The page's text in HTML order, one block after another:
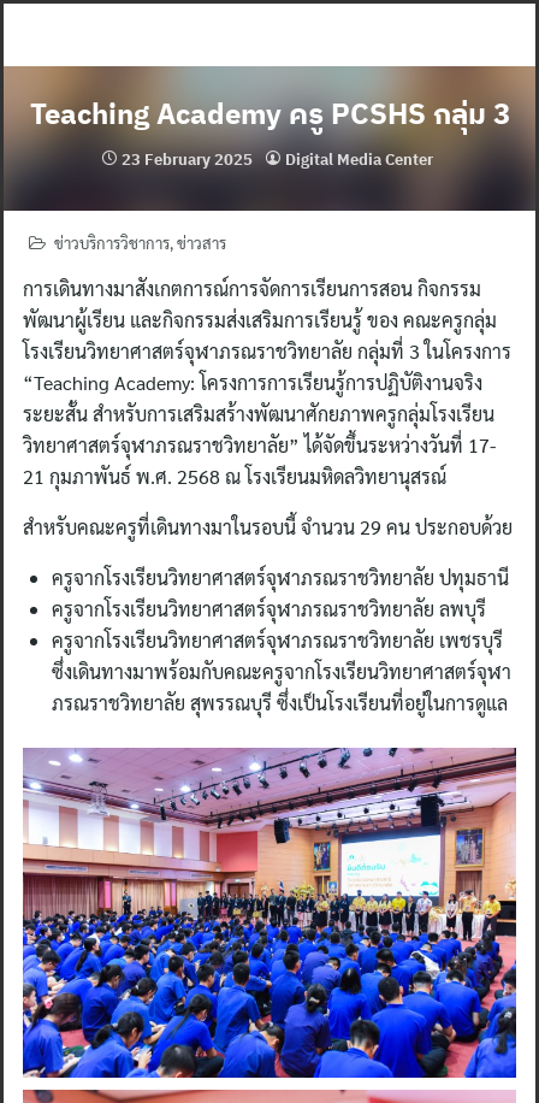
Teaching Academy ครู PCSHS กลุ่ม 3
23 February 2025 Digital Media Center
ข่าวบริการวิชาการ,ข่าวสาร
การเดินทางมาสังเกตการณ์การจัดการเรียนการสอน กิจกรรม
พัฒนาผู้เรียน และกิจกรรมส่งเสริมการเรียนรู้ ของ คณะครูกลุ่ม
โรงเรียนวิทยาศาสตร์จุฬาภรณราชวิทยาลัย กลุ่มที่ 3 ในโครงการ
“Teaching Academy: โครงการการเรียนรู้การปฏิบัติงานจริง
ระยะสั้น สำหรับการเสริมสร้างพัฒนาศักยภาพครูกลุ่มโรงเรียน
วิทยาศาสตร์จุฬาภรณราชวิทยาลัย” ได้จัดขึ้นระหว่างวันที่ 17-
21 กุมภาพันธ์ พ.ศ. 2568 ณ โรงเรียนมหิดลวิทยานุสรณ์
สำหรับคณะครูที่เดินทางมาในรอบนี้ จำนวน 29 คน ประกอบด้วย
ครูจากโรงเรียนวิทยาศาสตร์จุฬาภรณราชวิทยาลัย ปทุมธานี
ครูจากโรงเรียนวิทยาศาสตร์จุฬาภรณราชวิทยาลัย ลพบุรี
ครูจากโรงเรียนวิทยาศาสตร์จุฬาภรณราชวิทยาลัย เพชรบุรี
ซึ่งเดินทางมาพร้อมกับคณะครูจากโรงเรียนวิทยาศาสตร์จุฬา
ภรณราชวิทยาลัย สุพรรณบุรี ซึ่งเป็นโรงเรียนที่อยู่ในการดูแล